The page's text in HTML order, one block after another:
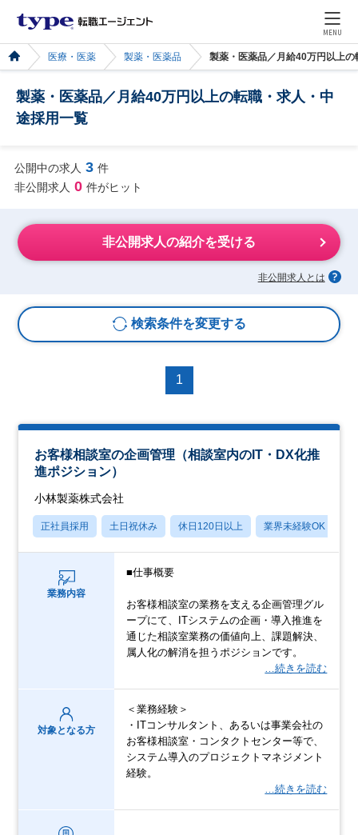
MENU
医療・医薬 製薬・医薬品 製薬・医薬品／月給40万円以上
製薬・医薬品／月給40万円以上の転職・求人・中
途採用一覧
公開中の求人 3 件
非公開求人 0 件がヒット
非公開求人の紹介を受ける
非公開求人とは
検索条件を変更する
1
お客様相談室の企画管理（相談室内のIT・DX化推
進ポジション）
小林製薬株式会社
正社員採用 土日祝休み 休日120日以上 業界未経験OK
業務内容
■仕事概要
お客様相談室の業務を支える企画管理グル
ープにて、ITシステムの企画・導入推進を
通じた相談室業務の価値向上、課題解決、
属人化の解消を担うポジションです。
…続きを読む
対象となる方
＜業務経験＞
・ITコンサルタント、あるいは事業会社の
お客様相談室・コンタクトセンター等で、
システム導入のプロジェクトマネジメント
経験。
…続きを読む